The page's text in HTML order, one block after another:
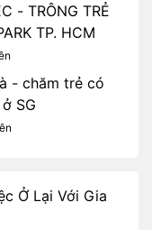
- TRÔNG TRẺ
TP. HCM
- chăm trẻ có
SG
Ở Lại Với Gia